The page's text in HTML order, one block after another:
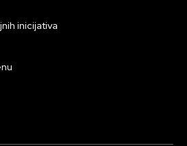
inicijativa